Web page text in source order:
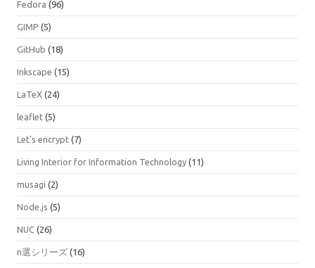
Fedora (96)
GIMP (5)
GitHub (18)
Inkscape (15)
LaTeX (24)
leaflet (5)
Let's encrypt (7)
Living Interior for Information Technology (11)
musagi (2)
Node.js (5)
NUC (26)
n選シリーズ (16)